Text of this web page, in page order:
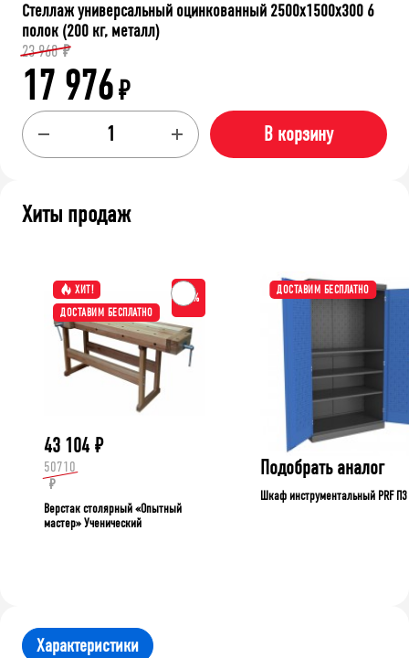
Стеллаж универсальный оцинкованный 2500x1500x300 6
полок (200 кг, металл)
23 968 ₽
17 976₽
В корзину
Хиты продаж
ХИТ!
ДОСТАВИМ БЕСПЛАТНО
-15%
43 104 ₽
50710
₽
Верстак столярный «Опытный
мастер» Ученический
ДОСТАВИМ БЕСПЛАТНО
Подобрать аналог
Шкаф инструментальный PRF П3
Характеристики